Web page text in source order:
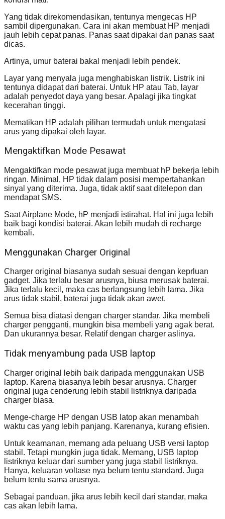
Yang tidak direkomendasikan, tentunya mengecas HP
sambil dipergunakan. Cara ini akan membuat HP menjadi
jauh lebih cepat panas. Panas saat dipakai dan panas saat
dicas.
Artinya, umur baterai bakal menjadi lebih pendek.
Layar yang menyala juga menghabiskan listrik. Listrik ini
tentunya didapat dari baterai. Untuk HP atau Tab, layar
adalah penyedot daya yang besar. Apalagi jika tingkat
kecerahan tinggi.
Mematikan HP adalah pilihan termudah untuk mengatasi
arus yang dipakai oleh layar.
Mengaktifkan Mode Pesawat
Mengaktifkan mode pesawat juga membuat hP bekerja lebih
ringan. Minimal, HP tidak dalam posisi mempertahankan
sinyal yang diterima. Juga, tidak aktif saat ditelepon dan
mendapat SMS.
Saat Airplane Mode, hP menjadi istirahat. Hal ini juga lebih
baik bagi kondisi baterai. Akan lebih mudah di recharge
kembali.
Menggunakan Charger Original
Charger original biasanya sudah sesuai dengan keprluan
gadget. Jika terlalu besar arusnya, biusa merusak baterai.
Jika terlalu kecil, maka cas berlangsung lebih lama. Jika
arus tidak stabil, baterai juga tidak akan awet.
Semua bisa diatasi dengan charger standar. Jika membeli
charger pengganti, mungkin bisa membeli yang agak berat.
Dan ukurannya besar. Relatif dengan charger aslinya.
Tidak menyambung pada USB laptop
Charger original lebih baik daripada menggunakan USB
laptop. Karena biasanya lebih besar arusnya. Charger
original juga cenderung lebih stabil listriknya daripada
charger biasa.
Menge-charge HP dengan USB latop akan menambah
waktu cas yang lebih panjang. Karenanya, kurang efisien.
Untuk keamanan, memang ada peluang USB versi laptop
stabil. Tetapi mungkin juga tidak. Memang, USB laptop
listriknya keluar dari sumber yang juga stabil listriknya.
Hanya, keluaran voltase nya belum tentu standard. Juga
belum tentu sama arusnya.
Sebagai panduan, jika arus lebih kecil dari standar, maka
cas akan lebih lama.